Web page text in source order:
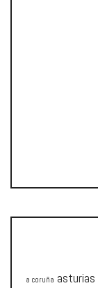
a coruña asturias